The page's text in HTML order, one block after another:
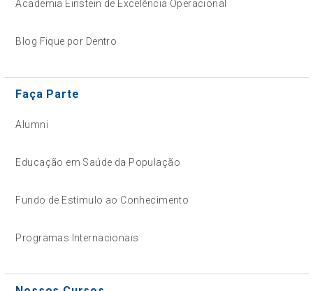
Academia Einstein de Excelência Operacional
Blog Fique por Dentro
Faça Parte
Alumni
Educação em Saúde da População
Fundo de Estímulo ao Conhecimento
Programas Internacionais